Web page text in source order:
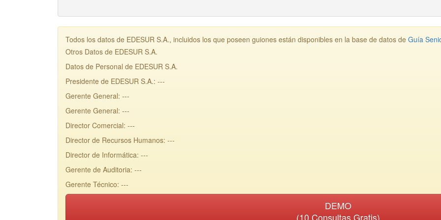
Todos los datos de EDESUR S.A., incluidos los que poseen guiones están disponibles en la base de datos de Guía
Otros Datos de EDESUR S.A.
Datos de Personal de EDESUR S.A.
Presidente de EDESUR S.A.: ---
Gerente General: ---
Gerente General: ---
Director Comercial: ---
Director de Recursos Humanos: ---
Director de Informática: ---
Gerente de Auditoria: ---
Gerente Técnico: ---
DEMO
(10 Consultas Gratis)